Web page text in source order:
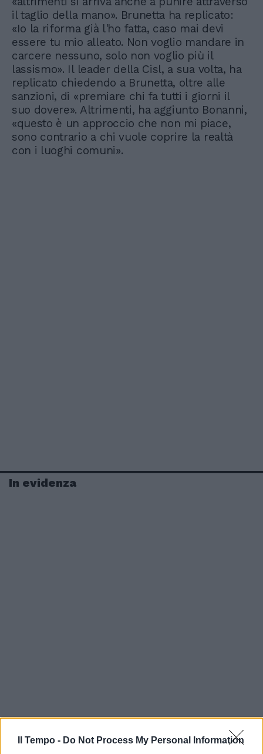
Il Tempo - Do Not Process My Personal Information
il taglio della mano». Brunetta ha replicato:
«Io la riforma già l'ho fatta, caso mai devi
essere tu mio alleato. Non voglio mandare in
carcere nessuno, solo non voglio più il
lassismo». Il leader della Cisl, a sua volta, ha
replicato chiedendo a Brunetta, oltre alle
sanzioni, di «premiare chi fa tutti i giorni il
suo dovere». Altrimenti, ha aggiunto Bonanni,
«questo è un approccio che non mi piace,
sono contrario a chi vuole coprire la realtà
con i luoghi comuni».
In evidenza